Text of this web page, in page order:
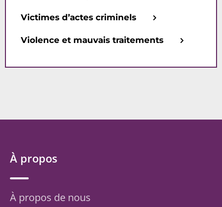
Victimes d’actes criminels
Violence et mauvais traitements
À propos
À propos de nous